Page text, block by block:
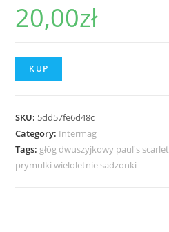
20,00zł
KUP
SKU: 5dd57fe6d48c
Category: Intermag
Tags: głóg dwuszyjkowy paul's scarlet
prymulki wieloletnie sadzonki